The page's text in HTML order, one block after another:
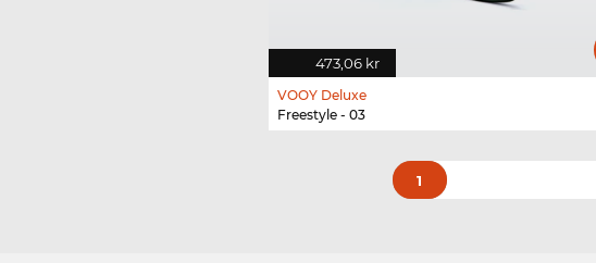
473,06 kr
VOOY Deluxe
Freestyle - 03
1